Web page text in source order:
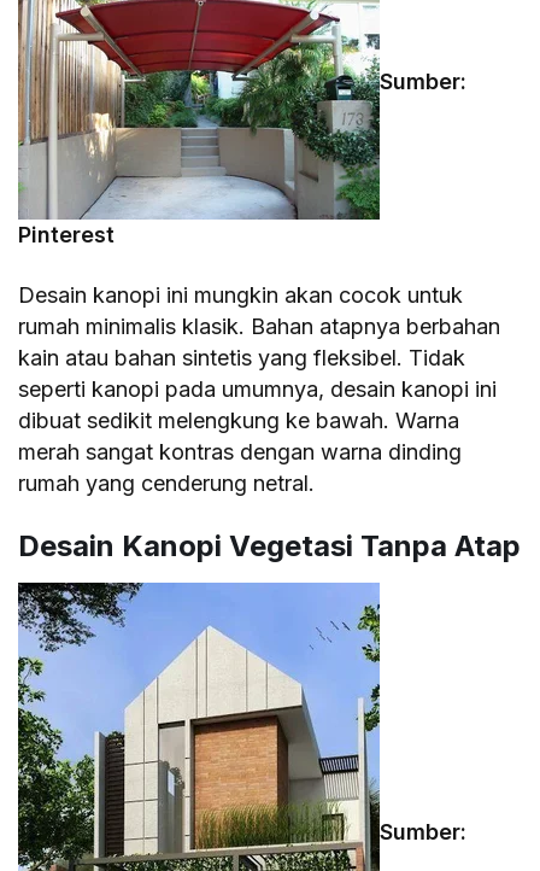
Sumber:
Pinterest
Desain kanopi ini mungkin akan cocok untuk
rumah minimalis klasik. Bahan atapnya berbahan
kain atau bahan sintetis yang fleksibel. Tidak
seperti kanopi pada umumnya, desain kanopi ini
dibuat sedikit melengkung ke bawah. Warna
merah sangat kontras dengan warna dinding
rumah yang cenderung netral.
Desain Kanopi Vegetasi Tanpa Atap
Sumber: